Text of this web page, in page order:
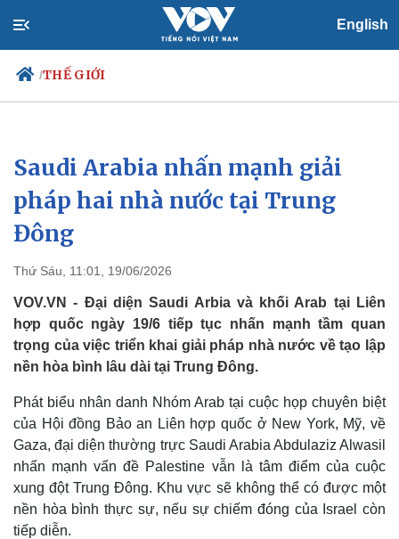
English
/THẾ GIỚI
Chính trị
Đảng
Tổ chức nhân sự
Quốc hội
Nhận diện sự thật
Xã hội
Tin 24h
Dự báo thời tiết
Saudi Arabia nhấn mạnh giải
pháp hai nhà nước tại Trung
Đông
Thứ Sáu, 11:01, 19/06/2026
VOV.VN - Đại diện Saudi Arbia và khối Arab tại Liên
hợp quốc ngày 19/6 tiếp tục nhấn mạnh tầm quan
trọng của việc triển khai giải pháp nhà nước về tạo lập
nền hòa bình lâu dài tại Trung Đông.
Phát biểu nhân danh Nhóm Arab tại cuộc họp chuyên biệt
của Hội đồng Bảo an Liên hợp quốc ở New York, Mỹ, về
Gaza, đại diện thường trực Saudi Arabia Abdulaziz Alwasil
nhấn mạnh vấn đề Palestine vẫn là tâm điểm của cuộc
xung đột Trung Đông. Khu vực sẽ không thể có được một
nền hòa bình thực sự, nếu sự chiếm đóng của Israel còn
tiếp diễn.